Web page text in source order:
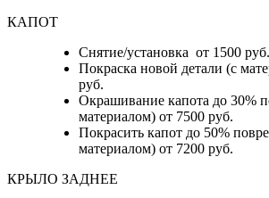
КАПОТ
Снятие/установка от 1500 руб.
Покраска новой детали (с
руб.
Окрашивание капота до 30%
материалом) от 7500 руб.
Покрасить капот до 50%
материалом) от 7200 руб.
КРЫЛО ЗАДНЕЕ